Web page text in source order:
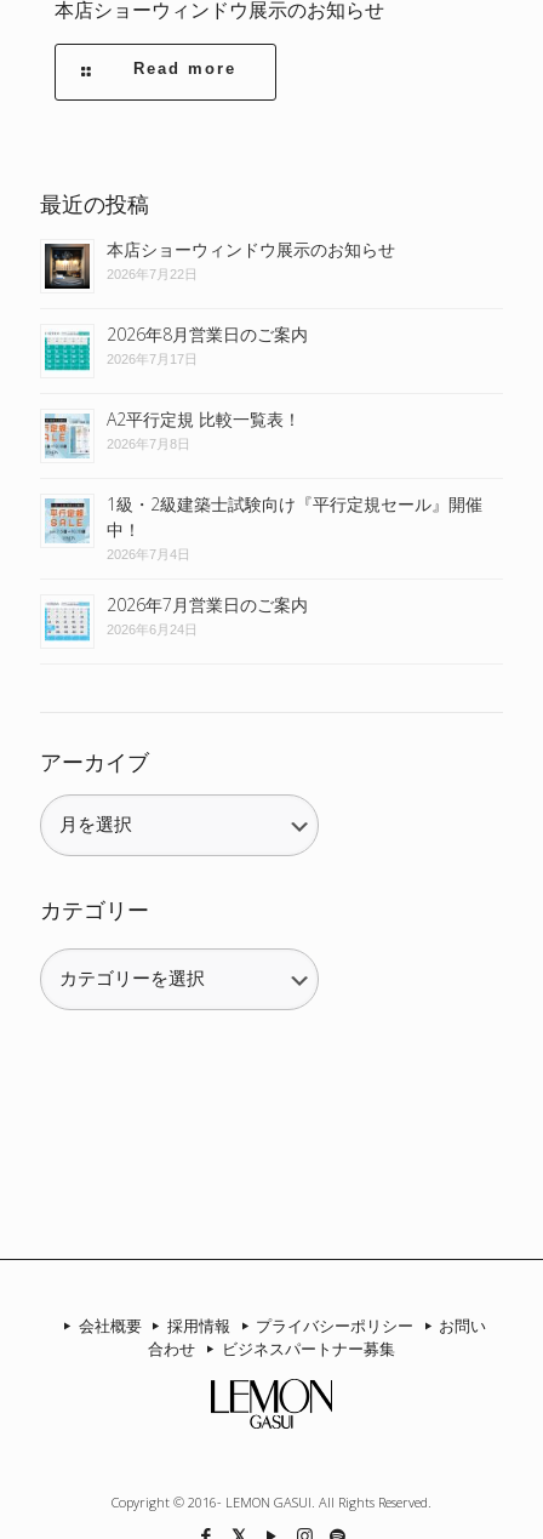
本店ショーウィンドウ展示のお知らせ
Read more
最近の投稿
本店ショーウィンドウ展示のお知らせ
2026年7月22日
2026年8月営業日のご案内
2026年7月17日
A2平行定規 比較一覧表！
2026年7月8日
1級・2級建築士試験向け『平行定規セール』開催
中！
2026年7月4日
2026年7月営業日のご案内
2026年6月24日
アーカイブ
カテゴリー
カ
テ
ゴ
会社概要 採用情報 プライバシーポリシー
お問い
合わせ
ビジネスパートナー募集
Copyright © 2016- LEMON GASUI. All Rights Reserved.